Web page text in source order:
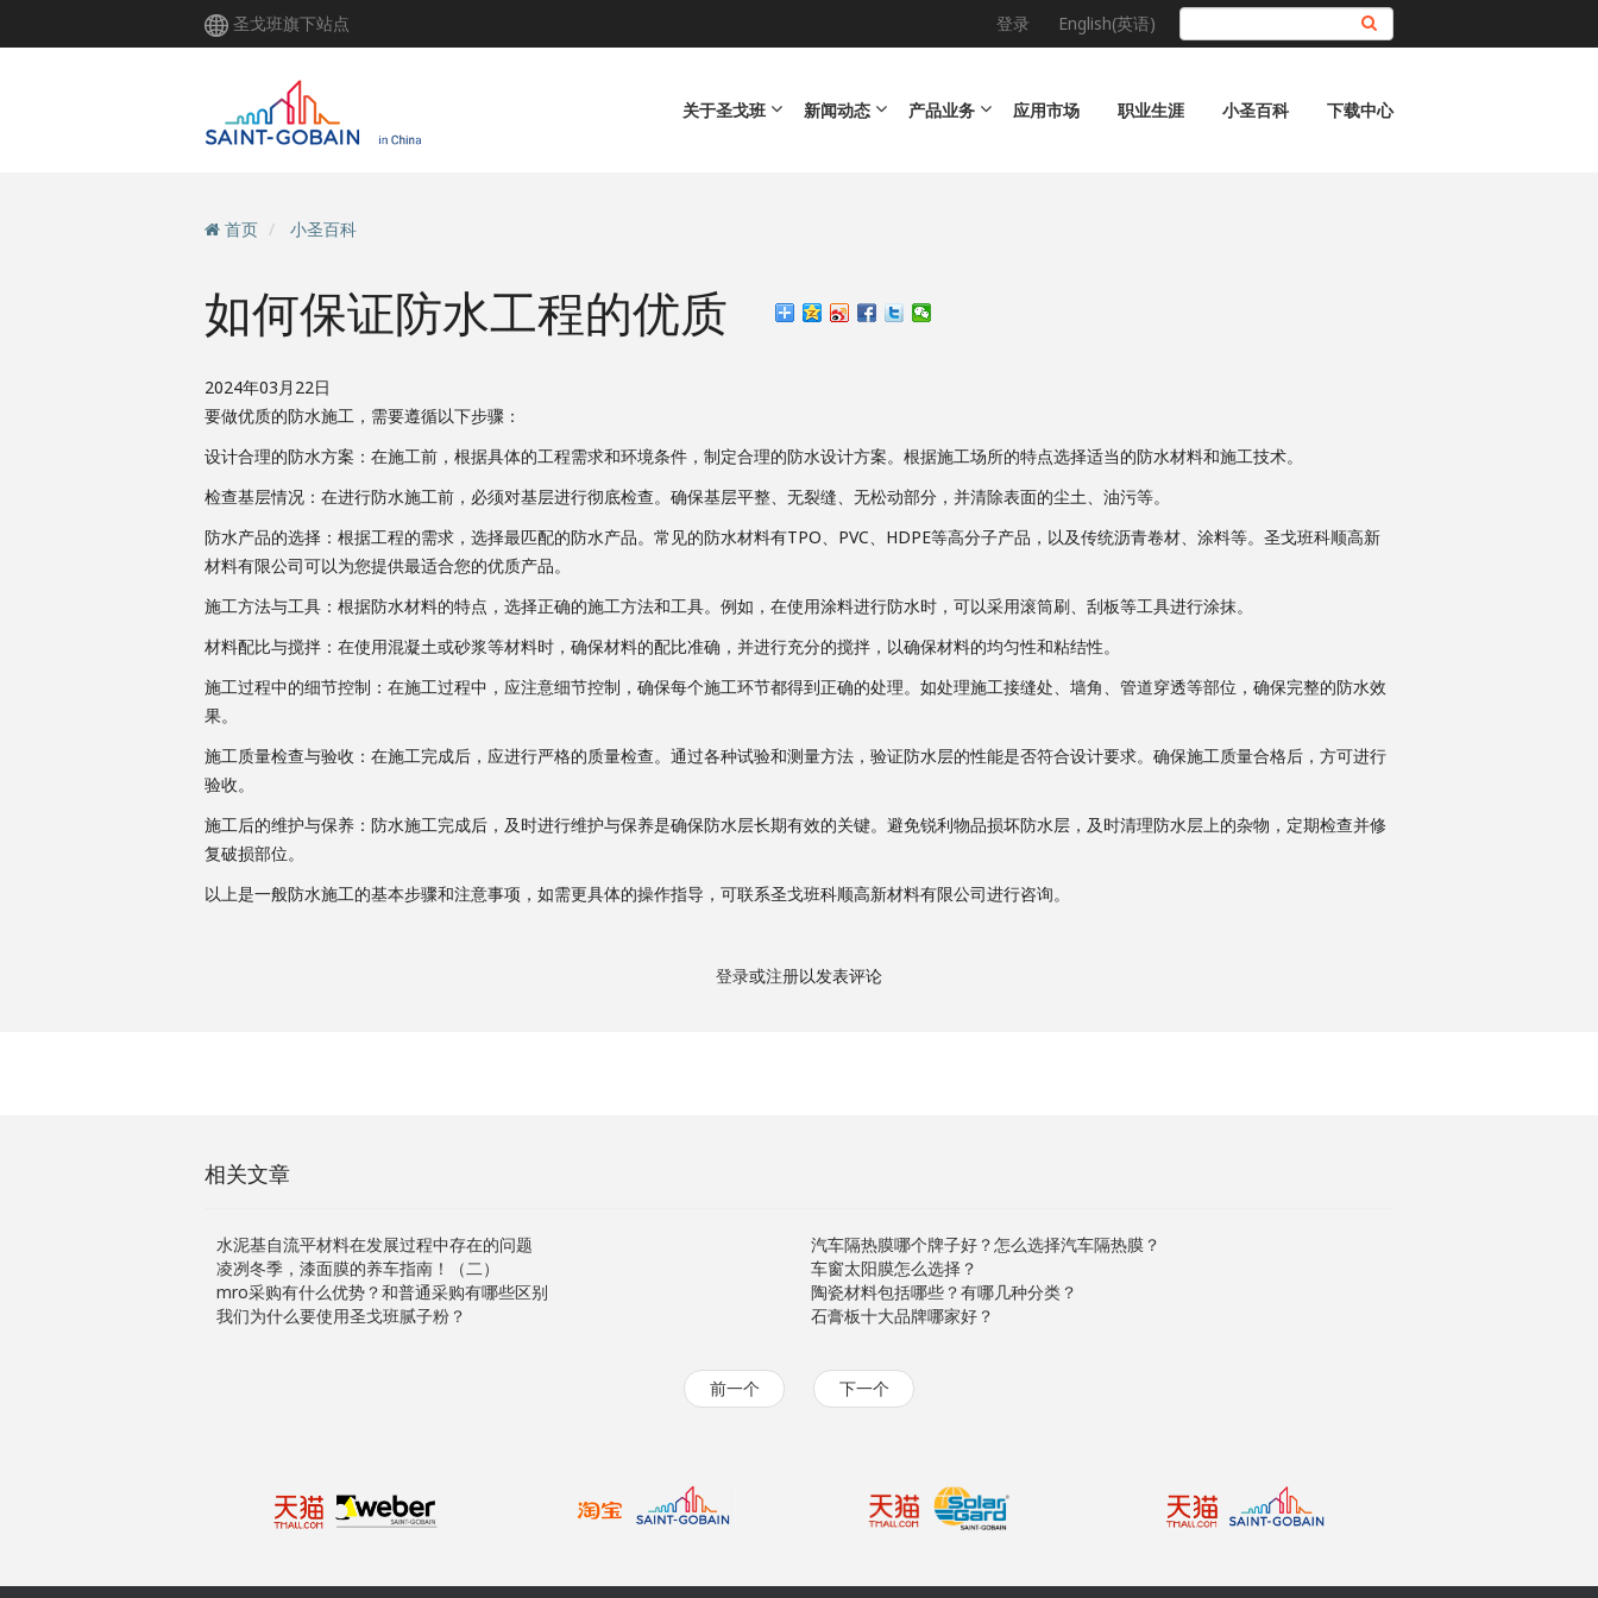
圣戈班旗下站点 登录 English(英语)
关于圣戈班 新闻动态 产品业务 应用市场 职业生涯 小圣百科 下载中心
首页 小圣百科
如何保证防水工程的优质
2024年03月22日
要做优质的防水施工，需要遵循以下步骤：
设计合理的防水方案：在施工前，根据具体的工程需求和环境条件，制定合理的防水设计方案。根据施工场所的特点选择适当的防水材料和施工技术。
检查基层情况：在进行防水施工前，必须对基层进行彻底检查。确保基层平整、无裂缝、无松动部分，并清除表面的尘土、油污等。
防水产品的选择：根据工程的需求，选择最匹配的防水产品。常见的防水材料有TPO、PVC、HDPE等高分子产品，以及传统沥青卷材、涂料等。圣戈班科顺高新
材料有限公司可以为您提供最适合您的优质产品。
施工方法与工具：根据防水材料的特点，选择正确的施工方法和工具。例如，在使用涂料进行防水时，可以采用滚筒刷、刮板等工具进行涂抹。
材料配比与搅拌：在使用混凝土或砂浆等材料时，确保材料的配比准确，并进行充分的搅拌，以确保材料的均匀性和粘结性。
施工过程中的细节控制：在施工过程中，应注意细节控制，确保每个施工环节都得到正确的处理。如处理施工接缝处、墙角、管道穿透等部位，确保完整的防水效
果。
施工质量检查与验收：在施工完成后，应进行严格的质量检查。通过各种试验和测量方法，验证防水层的性能是否符合设计要求。确保施工质量合格后，方可进行
验收。
施工后的维护与保养：防水施工完成后，及时进行维护与保养是确保防水层长期有效的关键。避免锐利物品损坏防水层，及时清理防水层上的杂物，定期检查并修
复破损部位。
以上是一般防水施工的基本步骤和注意事项，如需更具体的操作指导，可联系圣戈班科顺高新材料有限公司进行咨询。
登录或注册以发表评论
相关文章
水泥基自流平材料在发展过程中存在的问题
凌冽冬季，漆面膜的养车指南！（二）
mro采购有什么优势？和普通采购有哪些区别
我们为什么要使用圣戈班腻子粉？
汽车隔热膜哪个牌子好？怎么选择汽车隔热膜？
车窗太阳膜怎么选择？
陶瓷材料包括哪些？有哪几种分类？
石膏板十大品牌哪家好？
前一个 下一个